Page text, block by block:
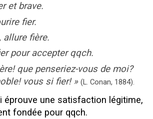
et brave.
fier.
allure fière.
pour accepter qqch.
que penseriez-vous de moi?
vous si fier! » (L. Conan, 1884).
éprouve une satisfaction légitime,
fondée pour qqch.